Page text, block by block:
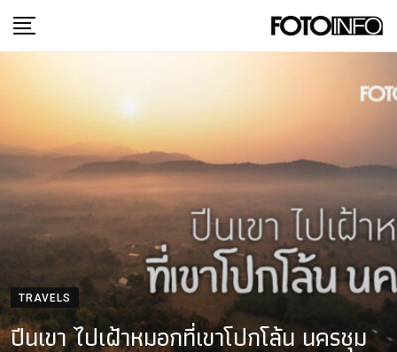
to
TRAVELS
ปีนเขา ไปเฝ้าหมอกที่เขาโปกโล้น นครชุม